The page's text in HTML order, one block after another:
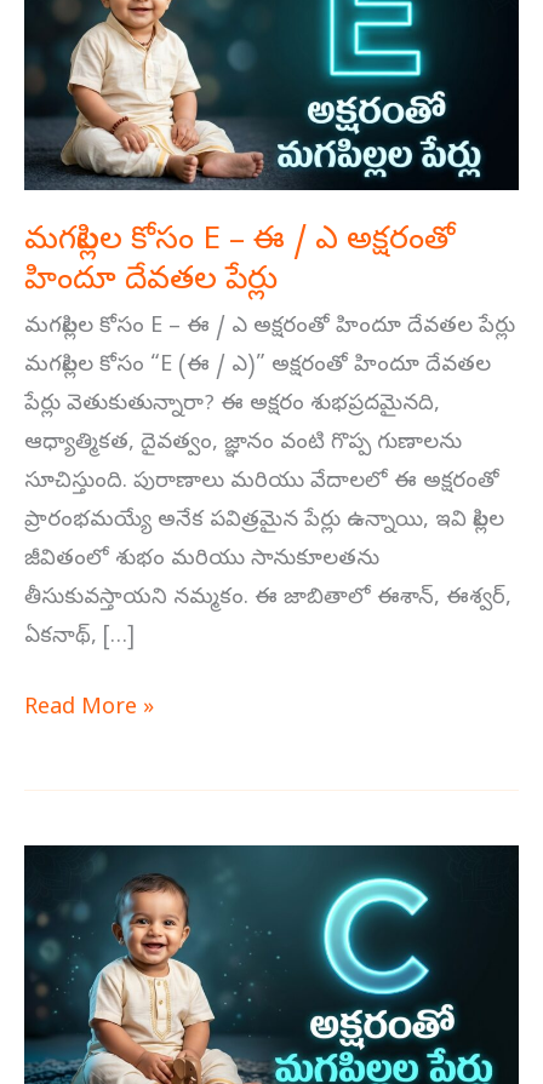
మగపిల్లల కోసం E – ఈ / ఎ అక్షరంతో
హిందూ దేవతల పేర్లు
మగపిల్లల కోసం E – ఈ / ఎ అక్షరంతో హిందూ దేవతల పేర్లు
మగపిల్లల కోసం “E (ఈ / ఎ)” అక్షరంతో హిందూ దేవతల
పేర్లు వెతుకుతున్నారా? ఈ అక్షరం శుభప్రదమైనది,
ఆధ్యాత్మికత, దైవత్వం, జ్ఞానం వంటి గొప్ప గుణాలను
సూచిస్తుంది. పురాణాలు మరియు వేదాలలో ఈ అక్షరంతో
ప్రారంభమయ్యే అనేక పవిత్రమైన పేర్లు ఉన్నాయి, ఇవి పిల్లల
జీవితంలో శుభం మరియు సానుకూలతను
తీసుకువస్తాయని నమ్మకం. ఈ జాబితాలో ఈశాన్, ఈశ్వర్,
ఏకనాథ్, […]
–
ఈ
/
ఎ
హిందూ
దేవతల
పేర్లు
Read More »
కోసం
C
చ
అక్షరంతో